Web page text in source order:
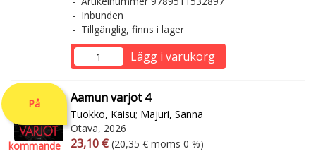
Inbunden
Tillgänglig, finns i lager
Lägg i varukorg
På
kommande
Aamun varjot 4
Tuokko, Kaisu; Majuri, Sanna
Otava, 2026
Arvonlisäverollinen hinta
23,10 € Arvonlisäveroton hinta
(20,35 € moms 0 %)